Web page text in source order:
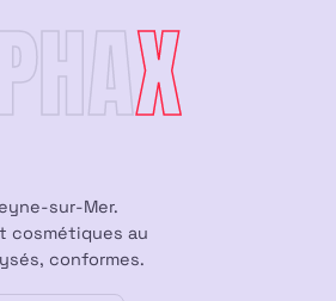
X
sur-Mer.
cosmétiques au
conformes.